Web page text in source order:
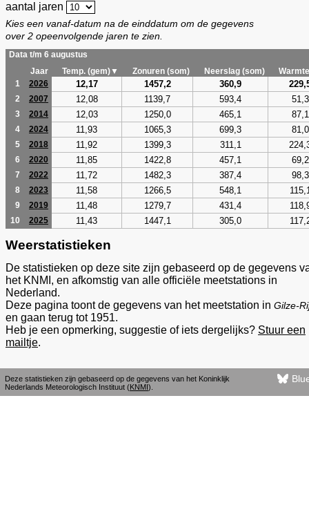
aantal jaren
Kies een vanaf-datum na de einddatum om de gegevens
over 2 opeenvolgende jaren te zien.
Data t/m 6 augustus
Jaar
Temp. (gem)▼ Zonuren (som) Neerslag (som)
1
2026 12,17 1457,2 360,9
2 2007 12,08 1139,7 593,4 51,3
3 2014 12,03 1250,0 465,1 87,1
4 2024 11,93 1065,3 699,3 81,0
5 2018 11,92 1399,3 311,1
6 2020 11,85 1422,8 457,1 69,2
7 2022 11,72 1482,3 387,4 98,3
8 2023 11,58 1266,5 548,1
9 2019 11,48 1279,7 431,4
10 2025 11,43 1447,1 305,0
Weerstatistieken
De statistieken op deze site zijn gebaseerd op de gegevens
het KNMI, en afkomstig van alle officiële meetstations in
Nederland.
Deze pagina toont de gegevens van het meetstation in Gilze-
en gaan terug tot 1951.
Heb je een opmerking, suggestie of iets dergelijks? Stuur een
mailtje.
Deze statistieken zijn gebaseerd op de gegevens van het Koninklijk
Nederlands Meteorologisch Instituut (KNMI).